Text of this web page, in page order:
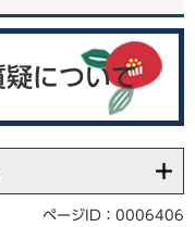
について
ページID：0006406